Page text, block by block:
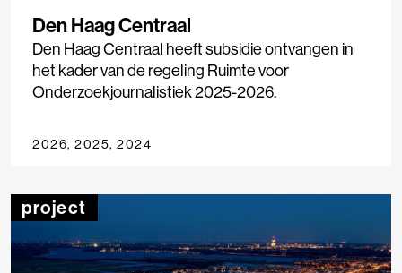
Den Haag Centraal
Den Haag Centraal heeft subsidie ontvangen in
het kader van de regeling Ruimte voor
Onderzoekjournalistiek 2025-2026.
2026, 2025, 2024
project